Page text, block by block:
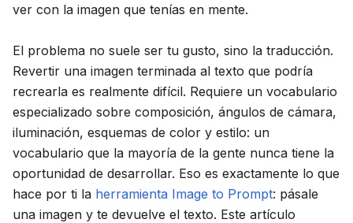
ver con la imagen que tenías en mente.
El problema no suele ser tu gusto, sino la traducción.
Revertir una imagen terminada al texto que podría
recrearla es realmente difícil. Requiere un vocabulario
especializado sobre composición, ángulos de cámara,
iluminación, esquemas de color y estilo: un
vocabulario que la mayoría de la gente nunca tiene la
oportunidad de desarrollar. Eso es exactamente lo que
hace por ti la herramienta Image to Prompt: pásale
una imagen y te devuelve el texto. Este artículo